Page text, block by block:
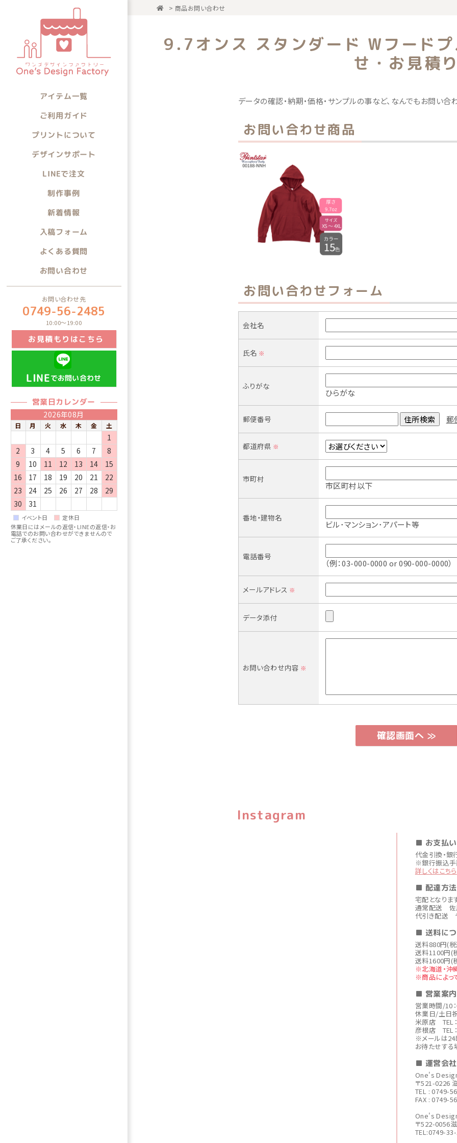
アイテム一覧
アイテム一覧
アイテムから選ぶ
ご利用ガイド
プリントについて
デザインサポート
LINEで注文
制作事例
新着情報
入稿フォーム
よくある質問
お問い合わせ
お問い合わせ先
0749-56-2485
10:00～19:00
お見積もりはこちら
LINEでお問い合わせ
営業日カレンダー
2026年08月
日 月 火 水 木 金 土
1
2
3 4 5 6 7
8
9
10 11 12 13 14
15
16
17 18 19 20 21
22
23
24 25 26 27 28
29
30
31
イベント日
定休日
休業日にはメールの返信・LINEの返信・お
電話でのお問い合わせができませんので
ご了承ください。
> 商品お問い合わせ
9.7オンス スタンダード Wフード
せ・お見積り
データの確認・納期・価格・サンプルの事など、なんでもお問い合
お問い合わせ商品
お問い合わせフォーム
会社名
氏名 ※
ふりがな
ひらがな
郵便番号 郵
都道府県 ※
市町村
市区町村以下
番地・建物名
ビル･マンション･アパート等
電話番号
（例：03-000-0000 or 090-000-0000）
メールアドレス ※
データ添付
お問い合わせ内容 ※
Instagram
■ お支払
代金引換・銀
※銀行振込手
詳しくはこちら
■ 配達方法
宅配となりま
通常配送 佐
代引き配送
■ 送料に
送料880円(税
送料1100円(税
送料1600円(税
※北海道・沖
※商品によっ
■ 営業案内
営業時間/10
休業日/土日
米原店 TEL
彦根店 TEL
※メールは24
お待たせする
■ 運営会
One's
〒521-0226
TEL : 0749-
FAX : 0749-
One's
〒522-0056
TEL:0749-